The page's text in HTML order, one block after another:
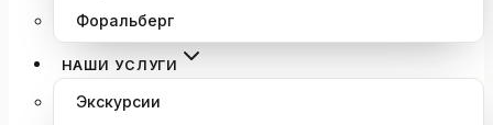
Форальберг
НАШИ УСЛУГИ
Экскурсии